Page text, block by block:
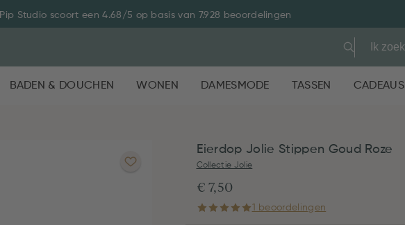
Pip Studio scoort een 4.68/5 op basis van 7.928 beoordelingen
BADEN & DOUCHEN WONEN DAMESMODE TASSEN CADEAUS
Eierdop Jolie Stippen Goud Roze
Collectie Jolie
€ 7,50
1 beoordelingen